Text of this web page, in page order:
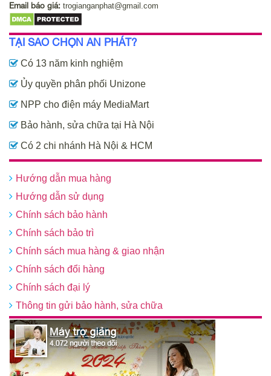
Email báo giá: trogianganphat@gmail.com
TẠI SAO CHỌN AN PHÁT?
Có 13 năm kinh nghiệm
Ủy quyền phân phối Unizone
NPP cho điện máy MediaMart
Bảo hành, sửa chữa tại Hà Nội
Có 2 chi nhánh Hà Nội & HCM
Hướng dẫn mua hàng
Hướng dẫn sử dụng
Chính sách bảo hành
Chính sách bảo trì
Chính sách mua hàng & giao nhận
Chính sách đổi hàng
Chính sách đại lý
Thông tin gửi bảo hành, sửa chữa